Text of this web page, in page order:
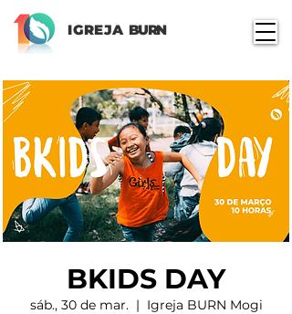
IGREJA BURN
BKIDS DAY
sáb., 30 de mar.
  |
Igreja BURN Mogi